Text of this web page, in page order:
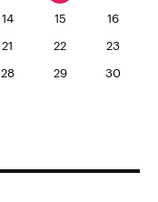
14 15 16
21 22 23
28 29 30